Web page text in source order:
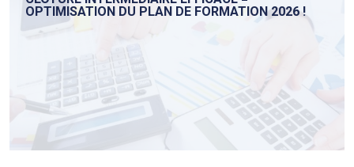
OPTIMISATION DU PLAN DE FORMATION 2026 !